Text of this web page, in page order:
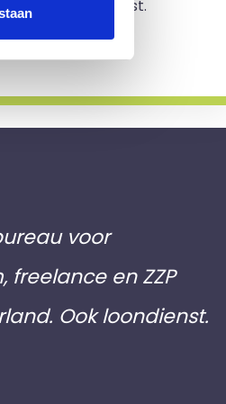
zit nergens aan vast.
voor
en ZZP
Ook loondienst.